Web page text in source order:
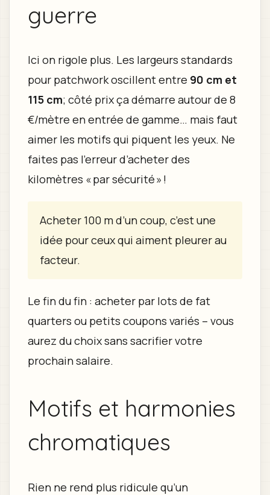
guerre
Ici on rigole plus. Les largeurs standards
pour patchwork oscillent entre 90 cm et
115 cm; côté prix ça démarre autour de 8
€/mètre en entrée de gamme… mais faut
aimer les motifs qui piquent les yeux. Ne
faites pas l’erreur d’acheter des
kilomètres « par sécurité » !
Acheter 100 m d’un coup, c’est une
idée pour ceux qui aiment pleurer au
facteur.
Le fin du fin : acheter par lots de fat
quarters ou petits coupons variés – vous
aurez du choix sans sacrifier votre
prochain salaire.
Motifs et harmonies
chromatiques
Rien ne rend plus ridicule qu’un